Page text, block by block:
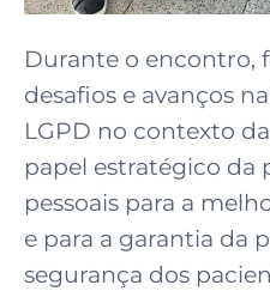
Durante o encontro,
desafios e avanços
LGPD no contexto
papel estratégico da
pessoais para a
e para a garantia da
segurança dos